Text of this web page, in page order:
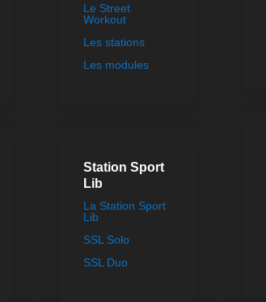
Le Street
Workout
Les stations
Les modules
Station Sport
Lib
La Station Sport
Lib
SSL Solo
SSL Duo